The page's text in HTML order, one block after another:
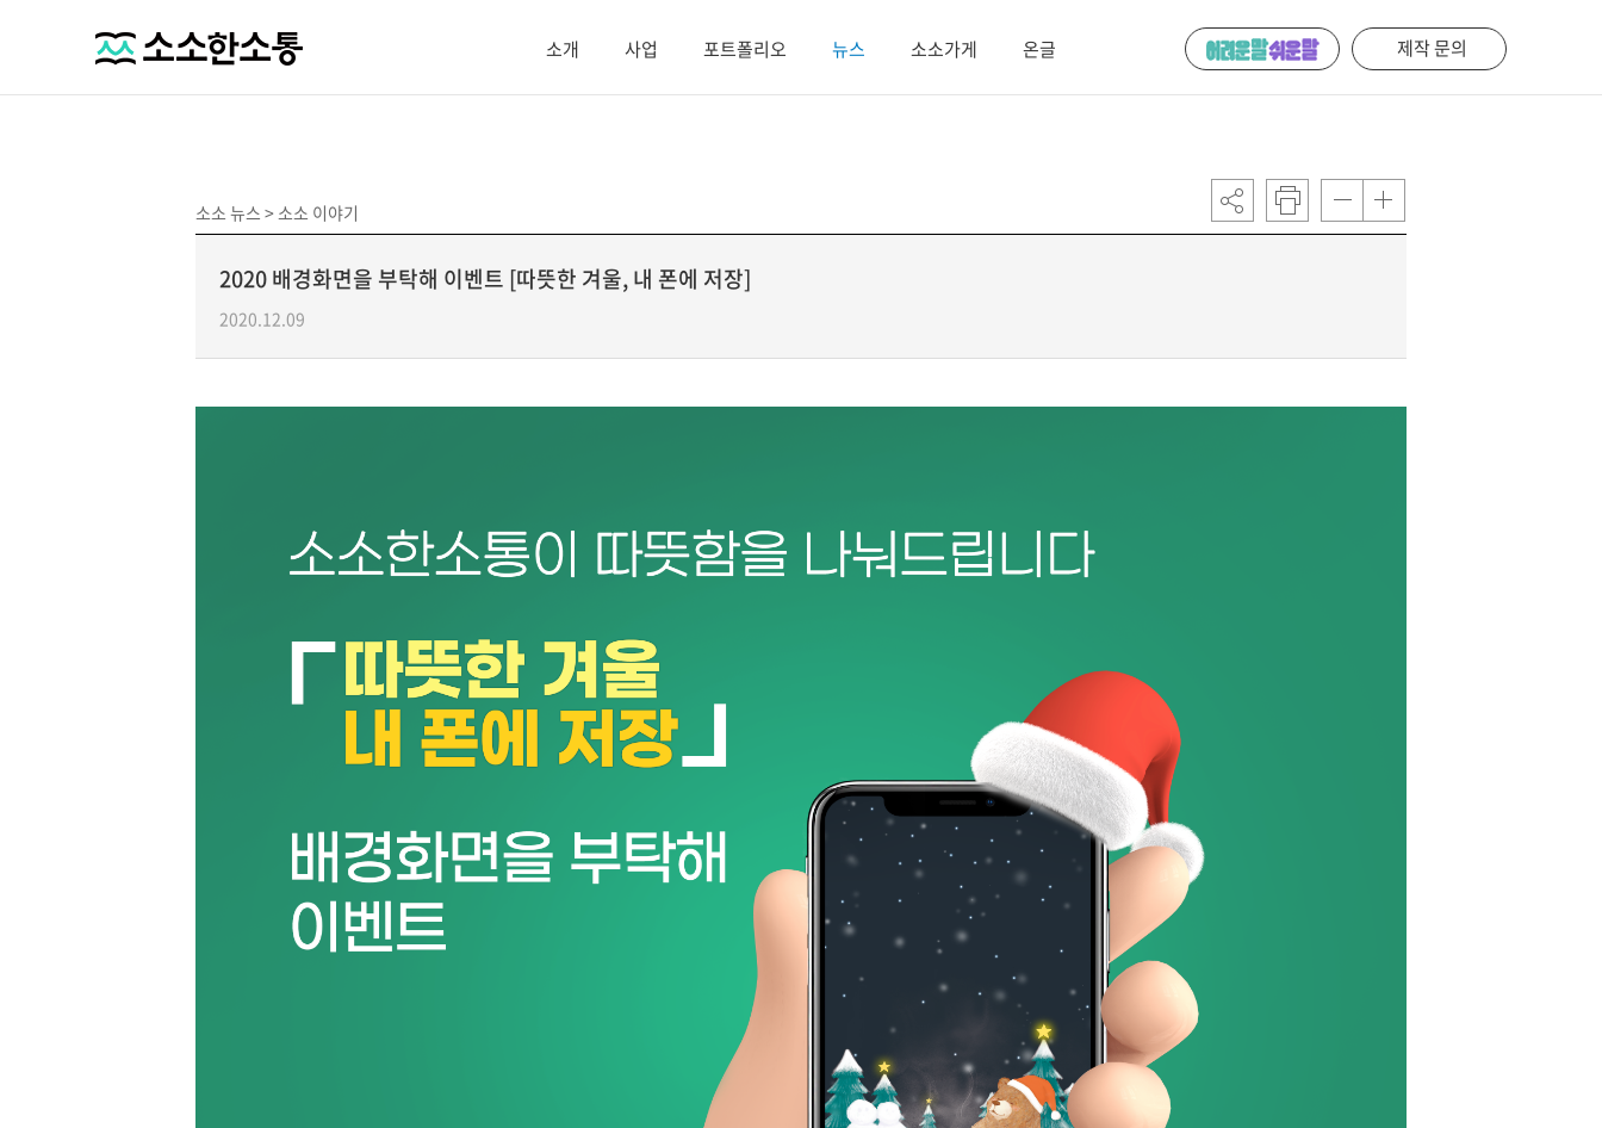
소개 사업 포트폴리오 뉴스 소소가게 온글 제작 문의
소소 뉴스 >소소 이야기
2020 배경화면을 부탁해 이벤트 [따뜻한 겨울, 내 폰에 저장]
2020.12.09